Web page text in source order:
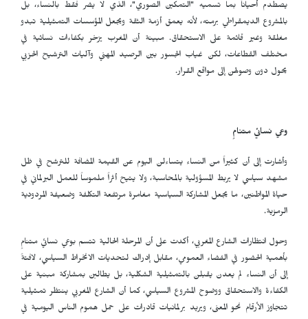
يصطدم أحياناً بما تسميه "التمكين الصوري"، الذي لا يضر فقط بالنساء، بل
بالمشروع الديمقراطي برمته، لأنه يعمق أزمة الثقة ويجعل المؤسسات التمثيلية تبدو
مغلقة وغير قائمة على الاستحقاق. مبينة أن المغرب يزخر بكفاءات نسائية في
مختلف القطاعات، لكن غياب الجسور بين الرصيد المهني وآليات الترشيح الحزبي
يحول دون وصولهن إلى مواقع القرار.
وعي نسائي متنامٍ
وأشارت إلى أن كثيراً من النساء يتساءلن اليوم عن القيمة المضافة للترشح في ظل
مشهد سياسي لا يربط المسؤولية بالمحاسبة، ولا يتيح أثراً ملموساً للعمل البرلماني في
حياة المواطنين، ما يجعل المشاركة السياسية مغامرة مرتفعة التكلفة وضعيفة المردودية
الرمزية.
وحول انتظارات الشارع المغربي، أكدت على أن المرحلة الحالية تتسم بوعي نسائي متنامٍ
بأهمية الحضور في الفضاء العمومي، مقابل إدراك لتحديات الانخراط السياسي، لافتةً
إلى أن النساء لم يعدن يقبلن بالتمثيلية الشكلية، بل يطالبن بمشاركة مبنية على
الكفاءة والاستحقاق ووضوح المشروع السياسي، كما أن الشارع المغربي ينتظر تمثيلية
تتجاوز الأرقام نحو المعنى، ويريد برلمانيات قادرات على حمل هموم الناس اليومية في